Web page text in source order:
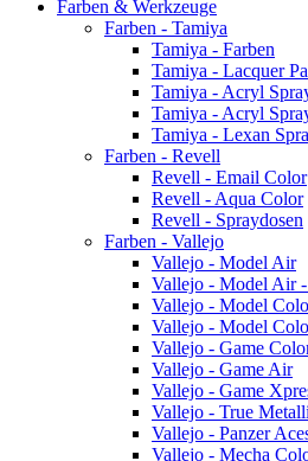
Farben & Werkzeuge
Farben - Tamiya
Tamiya - Farben
Tamiya - Lacquer
Tamiya - Acryl
Tamiya - Acryl
Tamiya - Lexan
Farben - Revell
Revell - Email Color
Revell - Aqua Color
Revell - Spraydosen
Farben - Vallejo
Vallejo - Model Air
Vallejo - Model Air -
Vallejo - Model
Vallejo - Model
Vallejo - Game
Vallejo - Game Air
Vallejo - Game
Vallejo - True
Vallejo - Panzer
Vallejo - Mecha